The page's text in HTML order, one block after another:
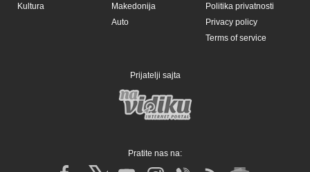
Kultura
Makedonija
Auto
Politika privatnosti
Privacy policy
Terms of service
Prijatelji sajta
Pratite nas na: